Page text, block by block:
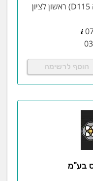
אברהם בומה שביט 1 (יחידה D115) ראשון לציון
הוסף לרשימה
בע"מ